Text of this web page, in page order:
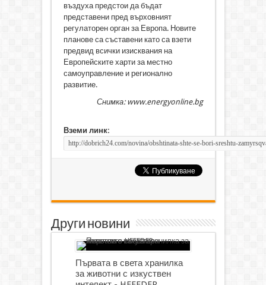
въздуха предстои да бъдат
представени пред върховният
регулаторен орган за Европа. Новите
планове са съставени като са взети
предвид всички изисквания на
Европейските харти за местно
самоуправление и регионално
развитие.
Снимка: www.energyonline.bg
Вземи линк:
Други новини
Първата в света хранилка
за животни с изкуствен